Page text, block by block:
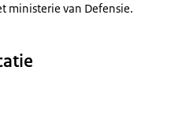
ministerie van Defensie.